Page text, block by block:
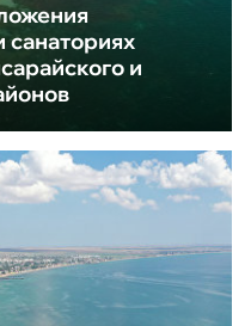
санаториях
и